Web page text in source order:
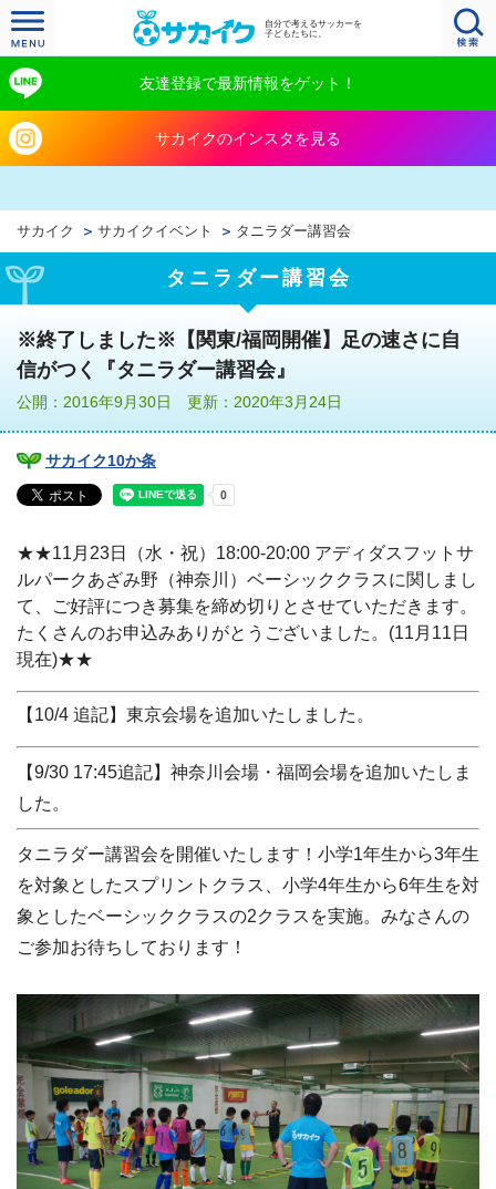
自分で考えるサッカーを
子どもたちに。
友達登録で最新情報をゲット！
サカイクのインスタを見る
サカイク サカイクイベント タニラダー講習会
タニラダー講習会
※終了しました※【関東/福岡開催】足の速さに自
信がつく『タニラダー講習会』
公開：2016年9月30日 更新：2020年3月24日
サカイク10か条
★★11月23日（水・祝）18:00-20:00 アディダスフットサ
ルパークあざみ野（神奈川）ベーシッククラスに関しまし
て、ご好評につき募集を締め切りとさせていただきます。
たくさんのお申込みありがとうございました。(11月11日
現在)★★
【10/4 追記】東京会場を追加いたしました。
【9/30 17:45追記】神奈川会場・福岡会場を追加いたしま
した。
タニラダー講習会を開催いたします！小学1年生から3年生
を対象としたスプリントクラス、小学4年生から6年生を対
象としたベーシッククラスの2クラスを実施。みなさんの
ご参加お待ちしております！